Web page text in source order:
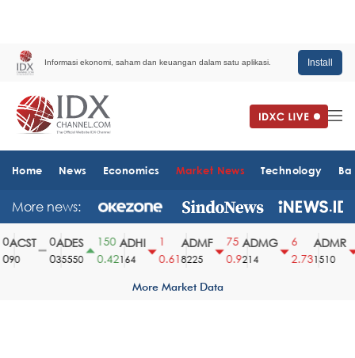
Informasi ekonomi, saham dan keuangan dalam satu aplikasi. Install
Home News Economics Market News Technology
More news:
ACST
90
ADES
35550
150
0.42
ADHI
164
0.61
ADMF
8225
75
0.9
ADMG
214
2.73
ADMR
1510
More Market Data